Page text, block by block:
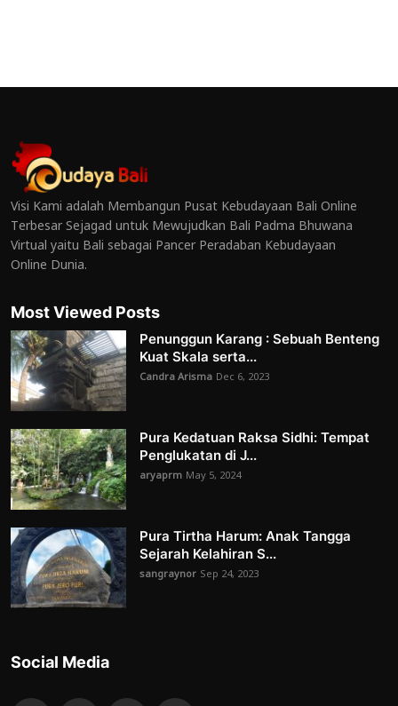
Visi Kami adalah Membangun Pusat Kebudayaan Bali Online
Terbesar Sejagad untuk Mewujudkan Bali Padma Bhuwana
Virtual yaitu Bali sebagai Pancer Peradaban Kebudayaan
Online Dunia.
Most Viewed Posts
Penunggun Karang : Sebuah Benteng
Kuat Skala serta...
Candra Arisma Dec 6, 2023
Pura Kedatuan Raksa Sidhi: Tempat
Penglukatan di J...
aryaprm May 5, 2024
Pura Tirtha Harum: Anak Tangga
Sejarah Kelahiran S...
sangraynor Sep 24, 2023
Social Media